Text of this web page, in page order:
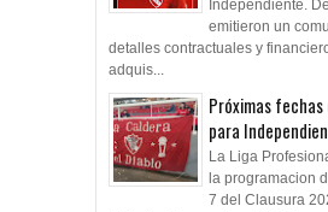
Independiente.
emitieron un
detalles contractuales y
adquis...
Próximas
para
La Liga
la programacion
7 del Clausura